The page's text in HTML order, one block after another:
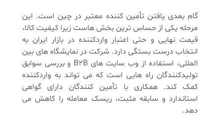
گام بعدی یافتن تأمین کننده معتبر در چین است. این
مرحله یکی از حساس ترین بخش هاست زیرا کیفیت کالا،
قیمت نهایی و حتی اعتبار واردکننده در بازار ایران به
انتخاب درست بستگی دارد. شرکت در نمایشگاه های بین
المللی، استفاده از وب سایت های B2B و بررسی سوابق
تولیدکنندگان راه هایی است که می تواند به واردکننده
کمک کند. همکاری با تأمین کنندگان دارای گواهی
استاندارد و سابقه مثبت، ریسک معامله را کاهش می
دهد.